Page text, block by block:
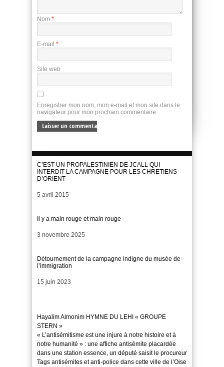
Nom *
E-mail *
Site web
Enregistrer mon nom, mon e-mail et mon site dans le
navigateur pour mon prochain commentaire.
C’EST UN PROPALESTINIEN DE JCALL QUI
INTERDIT LA CAMPAGNE POUR LES CHRETIENS
D’ORIENT
Date
5 avril 2015
Il y a main rouge et main rouge
Date
3 novembre 2025
Détournement de la campagne indigne du musée de
l’immigration
Date
15 juin 2023
Hayalim Almonim HYMNE DU LEHI « GROUPE
STERN »
« L’antisémitisme est une injure à notre histoire et à
notre humanité » : une affiche antisémite placardée
dans une station essence, un député saisit le procureur
Tags antisémites et anti-police dans cette ville de l’Oise